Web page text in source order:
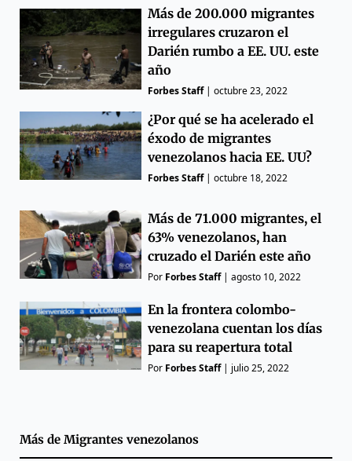
Más de 200.000 migrantes
irregulares cruzaron el
Darién rumbo a EE. UU. este
año
Forbes Staff|octubre 23, 2022
¿Por qué se ha acelerado el
éxodo de migrantes
venezolanos hacia EE. UU?
Forbes Staff|octubre 18, 2022
Más de 71.000 migrantes, el
63% venezolanos, han
cruzado el Darién este año
Por Forbes Staff|agosto 10, 2022
En la frontera colombo-
venezolana cuentan los días
para su reapertura total
Por Forbes Staff| julio 25, 2022
Más de Migrantes venezolanos